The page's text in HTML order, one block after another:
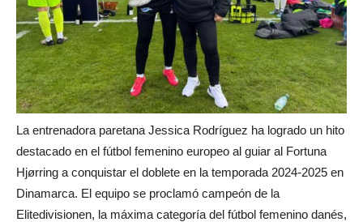
La entrenadora paretana Jessica Rodríguez ha logrado un hito
destacado en el fútbol femenino europeo al guiar al Fortuna
Hjørring a conquistar el doblete en la temporada 2024-2025 en
Dinamarca. El equipo se proclamó campeón de la
Elitedivisionen, la máxima categoría del fútbol femenino danés,